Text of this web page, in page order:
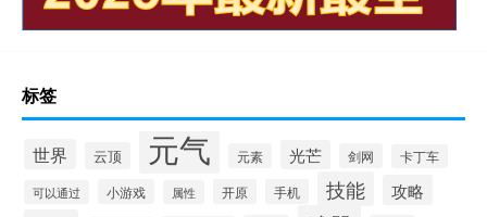
标签
世界 云顶 元气 元素 光芒 剑网 卡丁车
可以通过 小游戏 属性 开原 手机 技能 攻略